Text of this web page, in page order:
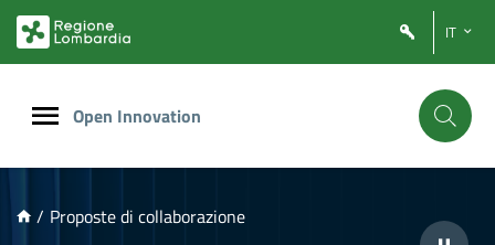
PRINCIPALE
IT
Open Innovation
/ Proposte di collaborazione